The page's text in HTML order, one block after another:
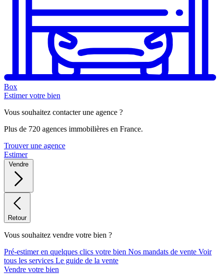
Box
Estimer votre bien
Vous souhaitez contacter une agence ?
Plus de 720 agences immobilières en France.
Trouver une agence
Estimer
Vendre
Retour
Vous souhaitez vendre votre bien ?
Pré-estimer en quelques clics votre bien Nos mandats de vente Voir
tous les services Le guide de la vente
Vendre votre bien